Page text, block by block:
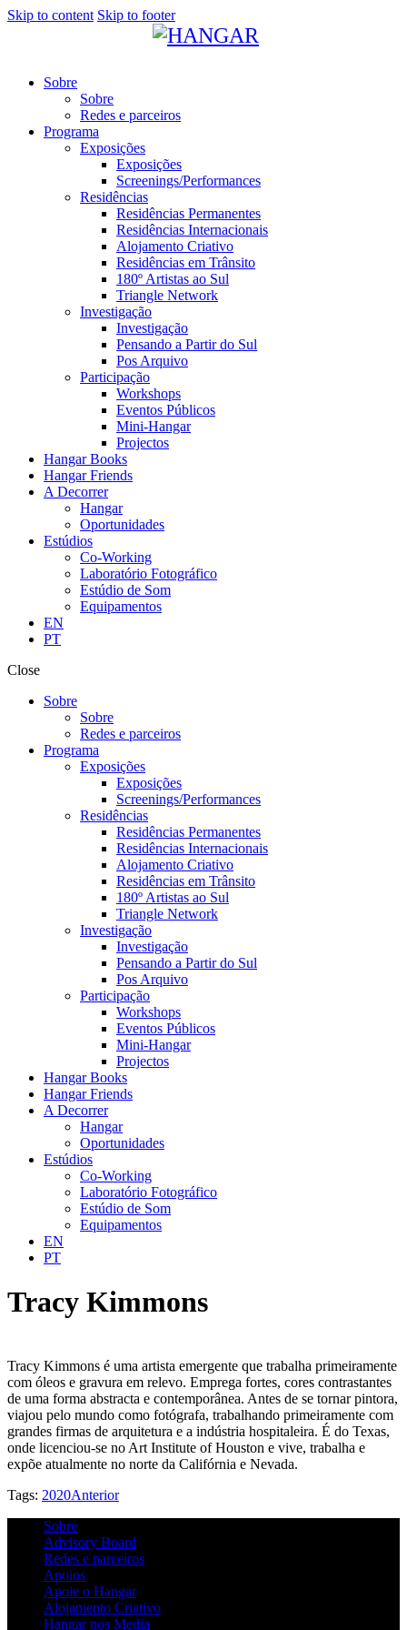
Skip to content Skip to footer
Sobre
Sobre
Redes e parceiros
Programa
Exposições
Exposições
Screenings/Performances
Residências
Residências Permanentes
Residências Internacionais
Alojamento Criativo
Residências em Trânsito
180º Artistas ao Sul
Triangle Network
Investigação
Investigação
Pensando a Partir do Sul
Pos Arquivo
Participação
Workshops
Eventos Públicos
Mini-Hangar
Projectos
Hangar Books
Hangar Friends
A Decorrer
Hangar
Oportunidades
Estúdios
Co-Working
Laboratório Fotográfico
Estúdio de Som
Equipamentos
EN
PT
Close
Sobre
Sobre
Redes e parceiros
Programa
Exposições
Exposições
Screenings/Performances
Residências
Residências Permanentes
Residências Internacionais
Alojamento Criativo
Residências em Trânsito
180º Artistas ao Sul
Triangle Network
Investigação
Investigação
Pensando a Partir do Sul
Pos Arquivo
Participação
Workshops
Eventos Públicos
Mini-Hangar
Projectos
Hangar Books
Hangar Friends
A Decorrer
Hangar
Oportunidades
Estúdios
Co-Working
Laboratório Fotográfico
Estúdio de Som
Equipamentos
EN
PT
Tracy Kimmons
Tracy Kimmons é uma artista emergente que trabalha primeiramente
com óleos e gravura em relevo. Emprega fortes, cores contrastantes
de uma forma abstracta e contemporânea. Antes de se tornar pintora,
viajou pelo mundo como fotógrafa, trabalhando primeiramente com
grandes firmas de arquitetura e a indústria hospitaleira. É do Texas,
onde licenciou-se no Art Institute of Houston e vive, trabalha e
expõe atualmente no norte da Califórnia e Nevada.
Tags: 2020Anterior
Sobre
Advisory Board
Redes e parceiros
Apoios
Apoie o Hangar
Alojamento Criativo
Hangar nos Media